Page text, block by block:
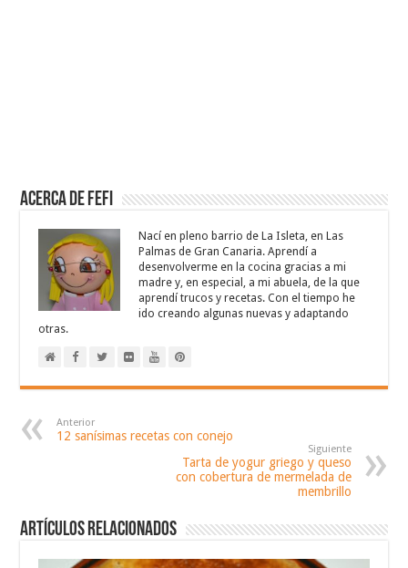
Acerca de Fefi
Nací en pleno barrio de La Isleta, en Las
Palmas de Gran Canaria. Aprendí a
desenvolverme en la cocina gracias a mi
madre y, en especial, a mi abuela, de la que
aprendí trucos y recetas. Con el tiempo he
ido creando algunas nuevas y adaptando
otras.
Anterior
12 sanísimas recetas con conejo
Siguiente
Tarta de yogur griego y queso
con cobertura de mermelada de
membrillo
Artículos relacionados